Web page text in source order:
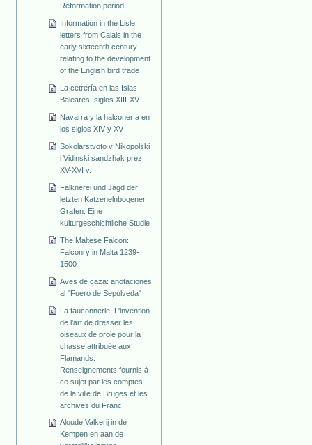
Reformation period
Information in the Lisle
letters from Calais in the
early sixteenth century
relating to the development
of the English bird trade
La cetrería en las Islas
Baleares: siglos XIII-XV
Navarra y la halconería en
los siglos XIV y XV
Sokolarstvoto v Nikopolski
i Vidinski sandzhak prez
XV-XVI v.
Falknerei und Jagd der
letzten Katzenelnbogener
Grafen. Eine
kulturgeschichtliche Studie
The Maltese Falcon:
Falconry in Malta 1239-
1500
Aves de caza: anotaciones
al "Fuero de Sepúlveda"
La fauconnerie. L'invention
de l'art de dresser les
oiseaux de proie pour la
chasse attribuée aux
Flamands.
Renseignements fournis à
ce sujet par les comptes
de la ville de Bruges et les
archives du Franc
Aloude Valkerij in de
Kempen en aan de